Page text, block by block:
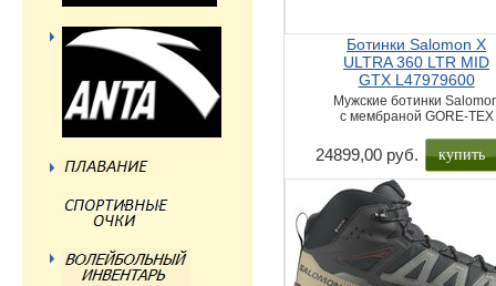
Ботинки Salomon X
ULTRA 360 LTR MID
GTX L47979600
Мужские ботинки
с мембраной GORE-TEX
24899,00 руб. купить